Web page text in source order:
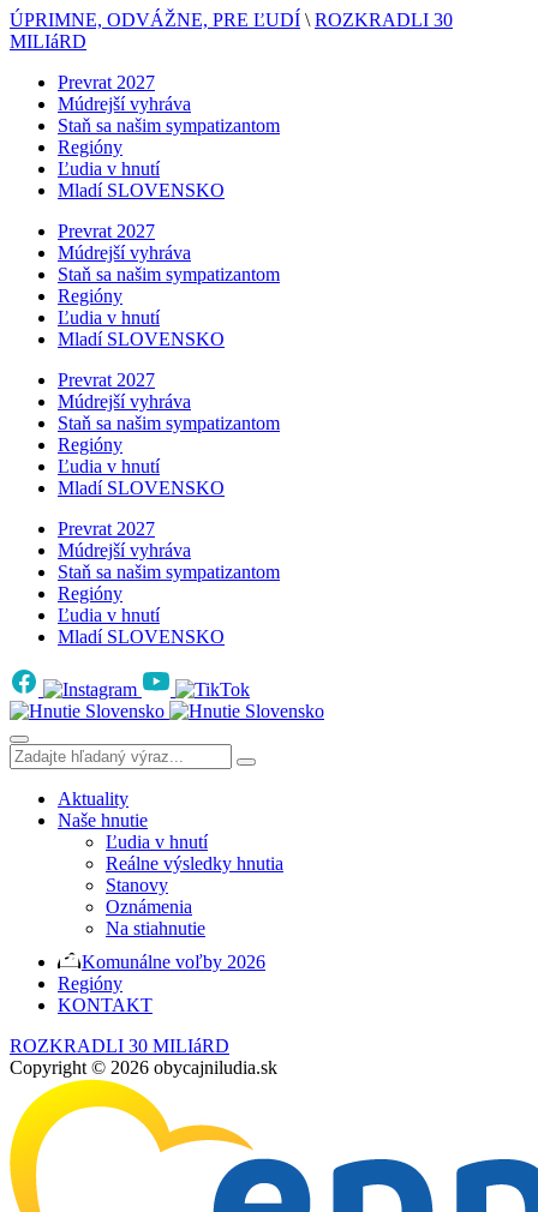
ÚPRIMNE, ODVÁŽNE, PRE ĽUDÍ \ ROZKRADLI 30
MILIáRD
Prevrat 2027
Múdrejší vyhráva
Staň sa našim sympatizantom
Regióny
Ľudia v hnutí
Mladí SLOVENSKO
Prevrat 2027
Múdrejší vyhráva
Staň sa našim sympatizantom
Regióny
Ľudia v hnutí
Mladí SLOVENSKO
Prevrat 2027
Múdrejší vyhráva
Staň sa našim sympatizantom
Regióny
Ľudia v hnutí
Mladí SLOVENSKO
Prevrat 2027
Múdrejší vyhráva
Staň sa našim sympatizantom
Regióny
Ľudia v hnutí
Mladí SLOVENSKO
Aktuality
Naše hnutie
Ľudia v hnutí
Reálne výsledky hnutia
Stanovy
Oznámenia
Na stiahnutie
Komunálne voľby 2026
Regióny
KONTAKT
ROZKRADLI 30 MILIáRD
Copyright © 2026 obycajniludia.sk